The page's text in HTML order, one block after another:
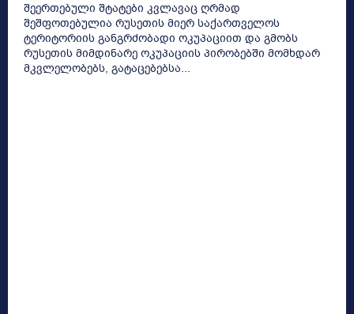
შეერთებული შტატები კვლავაც ღრმად
შეშფოთებულია რუსეთის მიერ საქართველოს
ტერიტორიის განგრძობადი ოკუპაციით და გმობს
რუსეთის მიმდინარე ოკუპაციის პირობებში მომხდარ
მკვლელობებს, გატაცებებსა...